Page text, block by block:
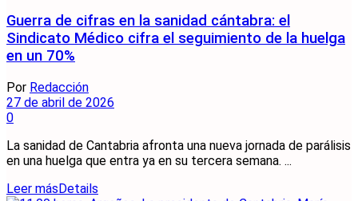
Guerra de cifras en la sanidad cántabra: el
Sindicato Médico cifra el seguimiento de la huelga
en un 70%
Por Redacción
27 de abril de 2026
0
La sanidad de Cantabria afronta una nueva jornada de parálisis
en una huelga que entra ya en su tercera semana. ...
Leer másDetails